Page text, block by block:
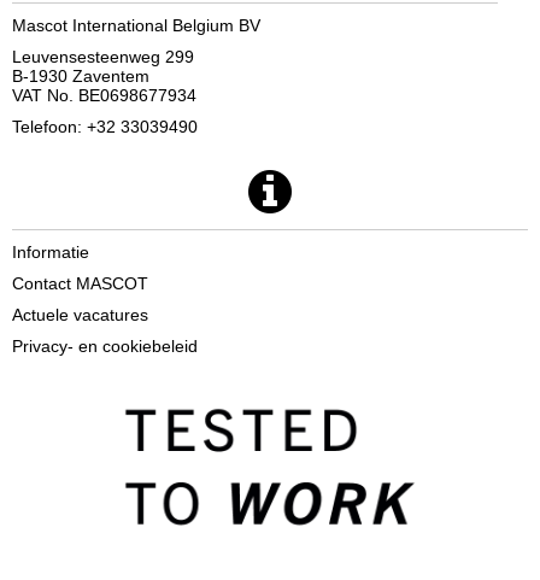
Mascot International Belgium BV
Leuvensesteenweg 299
B-1930 Zaventem
VAT No. BE0698677934
Telefoon: +32 33039490
Informatie
Contact MASCOT
Actuele vacatures
Privacy- en cookiebeleid